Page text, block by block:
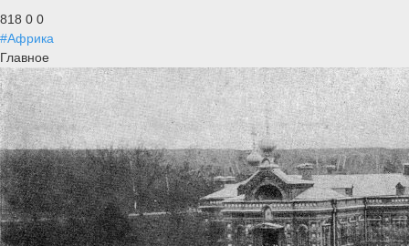
818 0 0
#Африка
Главное